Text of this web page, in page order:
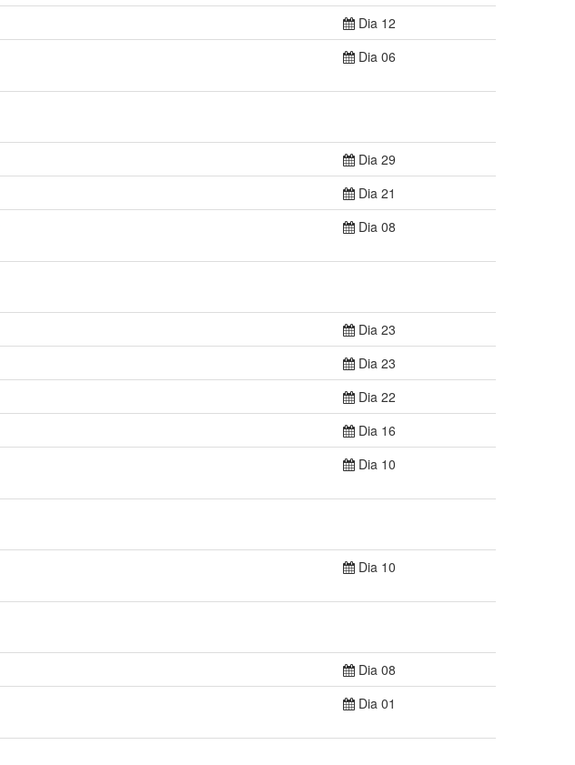
Dia 12
Dia 06
Dia 29
Dia 21
Dia 08
Dia 23
Dia 23
Dia 22
Dia 16
Dia 10
Dia 10
Dia 08
Dia 01